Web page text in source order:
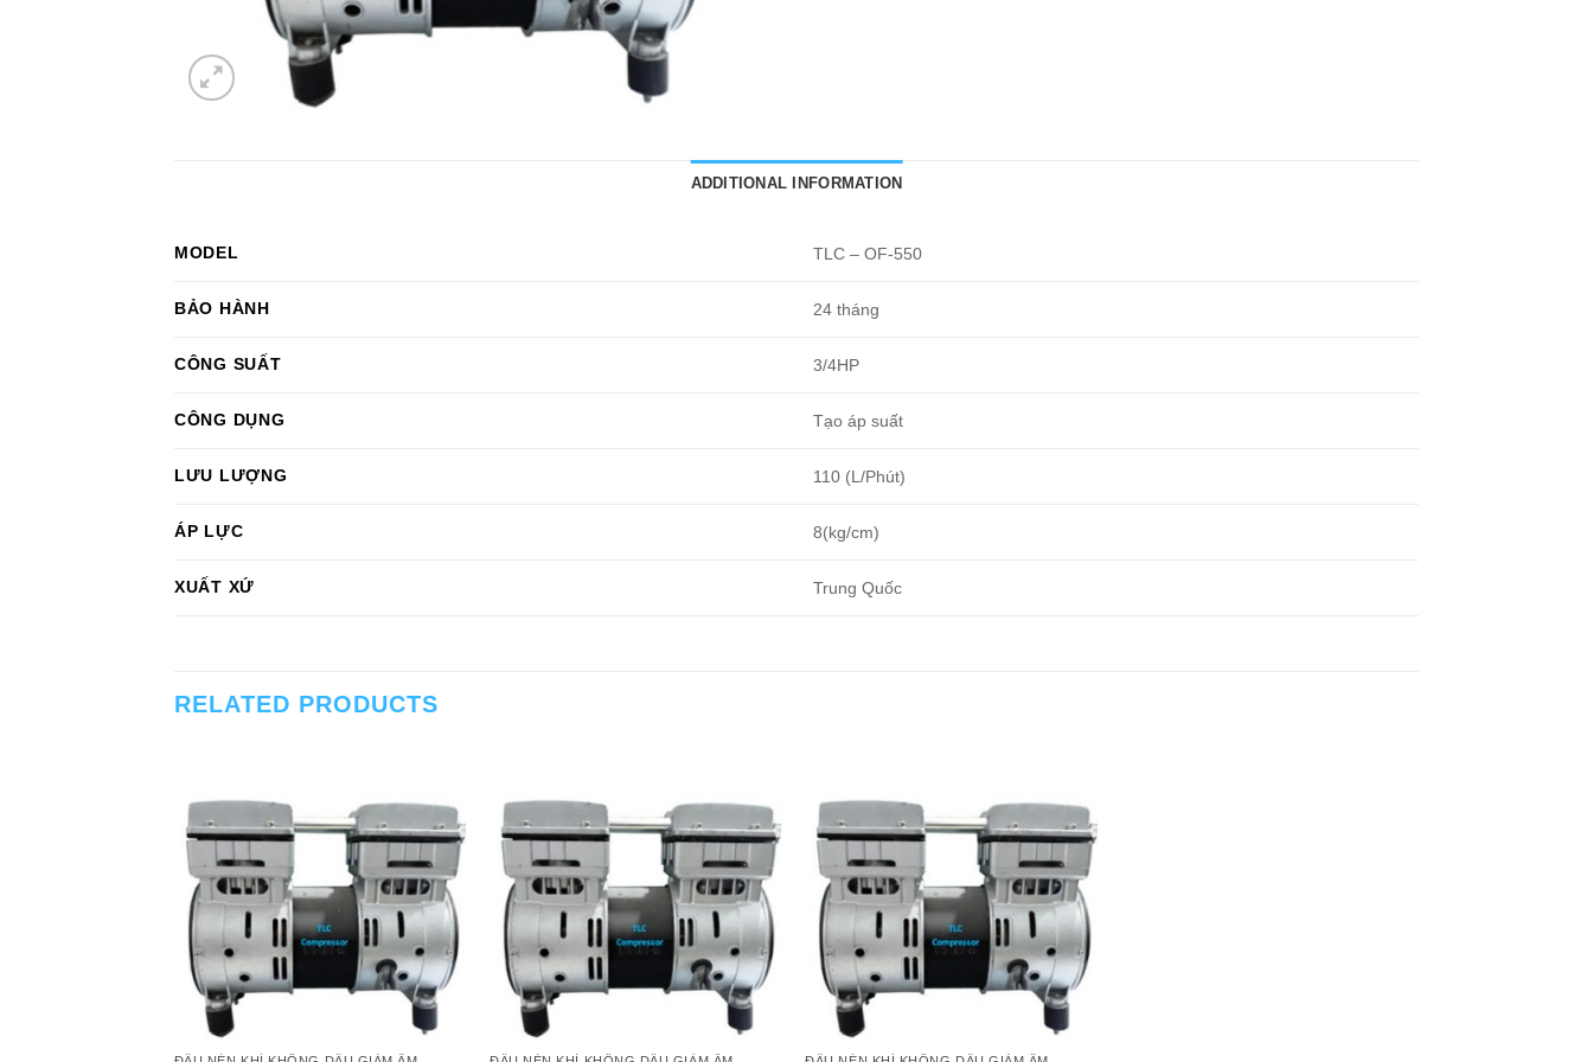
ADDITIONAL INFORMATION
MODEL TLC – OF-550
BẢO HÀNH 24 tháng
CÔNG SUẤT 3/4HP
CÔNG DỤNG Tạo áp suất
LƯU LƯỢNG 110 (L/Phút)
ÁP LỰC 8(kg/cm)
XUẤT XỨ Trung Quốc
RELATED PRODUCTS